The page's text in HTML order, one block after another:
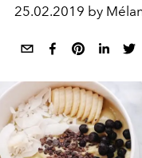
25.02.2019 by